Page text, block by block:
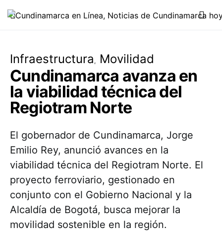
Infraestructura Movilidad
Cundinamarca avanza en
la viabilidad técnica del
Regiotram Norte
El gobernador de Cundinamarca, Jorge
Emilio Rey, anunció avances en la
viabilidad técnica del Regiotram Norte. El
proyecto ferroviario, gestionado en
conjunto con el Gobierno Nacional y la
Alcaldía de Bogotá, busca mejorar la
movilidad sostenible en la región.